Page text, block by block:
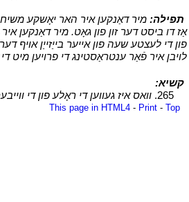
תפילה: מיר דאַנקען איר האר יאָשקע משיחן،
אַז דו ביסט דער זון פון גאָט. מיר דאַנקען
פון די לעצטע שעה פון אייער בייַזייַן אויף
לויבן איר פֿאַר ענטראַסטינג די פרויען מיט
קשיא:
וואס איז געווען די ראָלע פון ​​די
This page in HTML4 - Print - Top